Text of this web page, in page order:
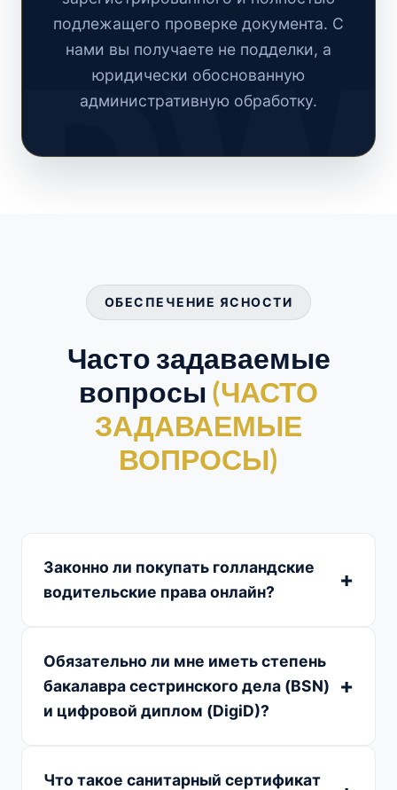
подлежащего проверке документа. С
нами вы получаете не подделки, а
юридически обоснованную
административную обработку.
ОБЕСПЕЧЕНИЕ ЯСНОСТИ
Часто задаваемые
вопросы (ЧАСТО
ЗАДАВАЕМЫЕ
ВОПРОСЫ)
Законно ли покупать голландские
водительские права онлайн?
Обязательно ли мне иметь степень
бакалавра сестринского дела (BSN)
и цифровой диплом (DigiD)?
Что такое санитарный сертификат